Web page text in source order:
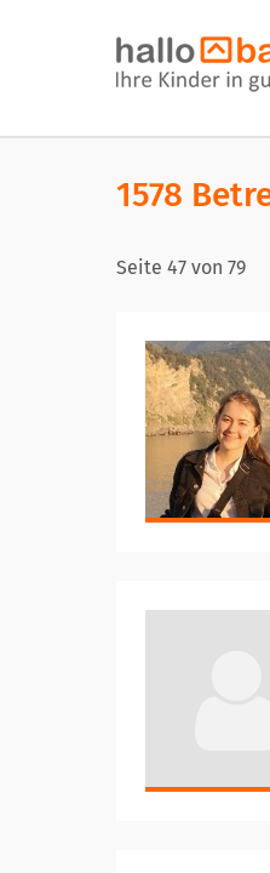
1578
Seite 47 von 79